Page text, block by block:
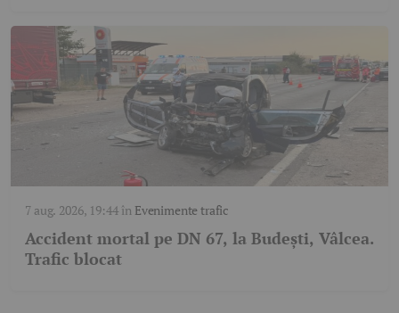
7 aug. 2026, 19:44în Evenimente trafic
Accident mortal pe DN 67, la Budești, Vâlcea.
Trafic blocat